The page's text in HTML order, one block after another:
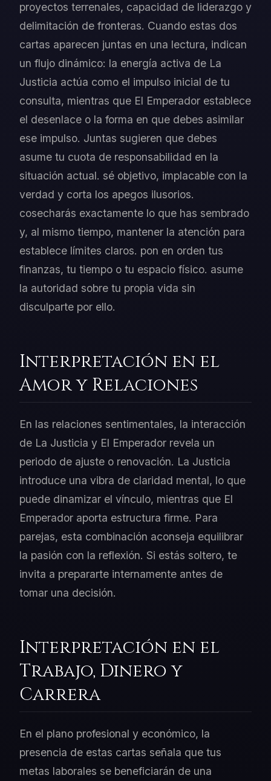
proyectos terrenales, capacidad de liderazgo y
delimitación de fronteras. Cuando estas dos
cartas aparecen juntas en una lectura, indican
un flujo dinámico: la energía activa de La
Justicia actúa como el impulso inicial de tu
consulta, mientras que El Emperador establece
el desenlace o la forma en que debes asimilar
ese impulso. Juntas sugieren que debes
asume tu cuota de responsabilidad en la
situación actual. sé objetivo, implacable con la
verdad y corta los apegos ilusorios.
cosecharás exactamente lo que has sembrado
y, al mismo tiempo, mantener la atención para
establece límites claros. pon en orden tus
finanzas, tu tiempo o tu espacio físico. asume
la autoridad sobre tu propia vida sin
disculparte por ello.
Interpretación en el
Amor y Relaciones
En las relaciones sentimentales, la interacción
de La Justicia y El Emperador revela un
periodo de ajuste o renovación. La Justicia
introduce una vibra de claridad mental, lo que
puede dinamizar el vínculo, mientras que El
Emperador aporta estructura firme. Para
parejas, esta combinación aconseja equilibrar
la pasión con la reflexión. Si estás soltero, te
invita a prepararte internamente antes de
tomar una decisión.
Interpretación en el
Trabajo, Dinero y
Carrera
En el plano profesional y económico, la
presencia de estas cartas señala que tus
metas laborales se beneficiarán de una